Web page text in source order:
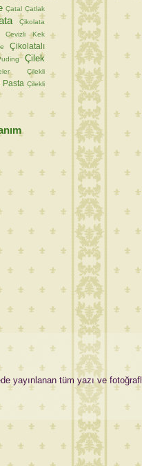
Çatal Çatlak
Çikolata
Cevizli Kek
Çikolatalı
Çilek
Çilekli
Pasta Çilekli
yayınlanan tüm yazı ve